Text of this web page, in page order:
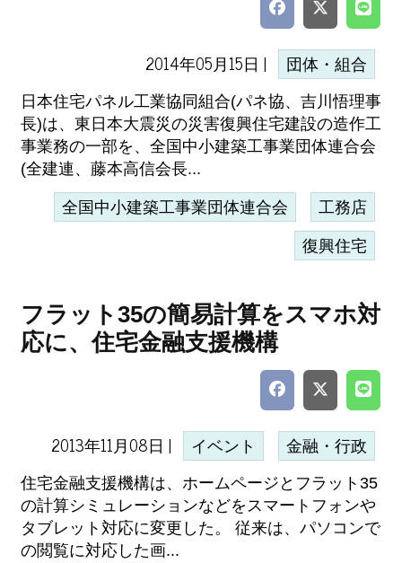
2014年05月15日 | 団体・組合
日本住宅パネル工業協同組合(パネ協、吉川悟理事
長)は、東日本大震災の災害復興住宅建設の造作工
事業務の一部を、全国中小建築工事業団体連合会
(全建連、藤本高信会長...
全国中小建築工事業団体連合会 工務店
復興住宅
フラット35の簡易計算をスマホ対
応に、住宅金融支援機構
2013年11月08日 | イベント 金融・行政
住宅金融支援機構は、ホームページとフラット35
の計算シミュレーションなどをスマートフォンや
タブレット対応に変更した。 従来は、パソコンで
の閲覧に対応した画...